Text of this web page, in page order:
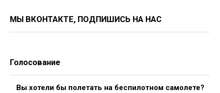
МЫ ВКОНТАКТЕ, ПОДПИШИСЬ НА НАС
Голосование
Вы хотели бы полетать на беспилотном самолете?